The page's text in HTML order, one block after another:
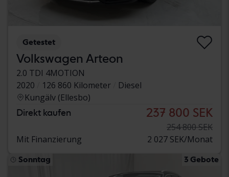
Getestet
Volkswagen Arteon
2.0 TDI 4MOTION
2020
126 860 Kilometer
Diesel
Kungälv (Ellesbo)
Direkt kaufen 237 800 SEK
254 800 SEK
Mit Finanzierung
2 027 SEK/Monat
Sonntag 3 Gebote